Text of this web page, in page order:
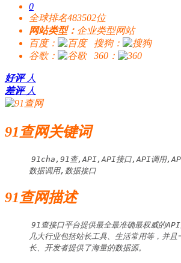
0
全球排名483502位
网站类型： 企业类型网站
百度：
搜狗：
谷歌：
360：
好评 人
差评 人
91查网关键词
91cha,91查,API,API接口,API调用
数据调用,数据接口
91查网描述
91查接口平台提供最全最准确最权威的
几大行业包括站长工具、生活常用等，并
长、开发者提供了海量的数据源。